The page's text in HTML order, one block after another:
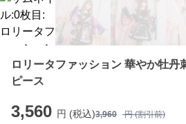
ロリータファッション 華やか牡丹
ピース
3,560 円 (税込)3,960 円 (割引前)